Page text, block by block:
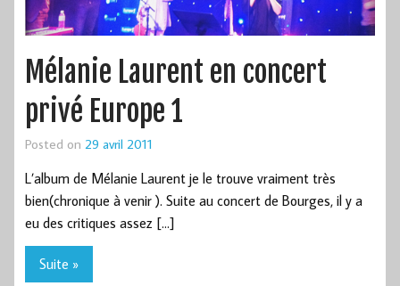
Mélanie Laurent en concert
privé Europe 1
Posted on 29 avril 2011
L’album de Mélanie Laurent je le trouve vraiment très
bien(chronique à venir ). Suite au concert de Bourges, il y a
eu des critiques assez […]
Suite »